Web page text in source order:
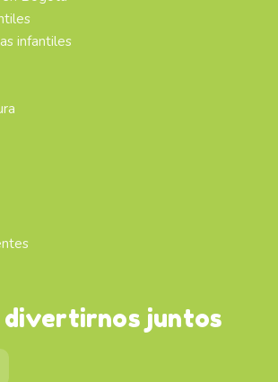
infantiles
divertirnos juntos